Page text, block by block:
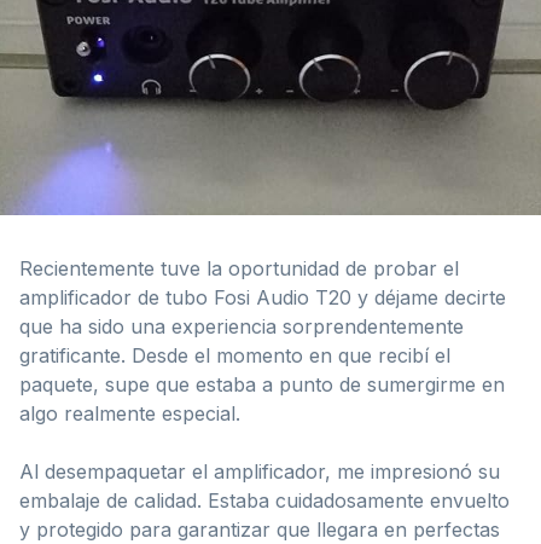
Recientemente tuve la oportunidad de probar el
amplificador de tubo Fosi Audio T20 y déjame decirte
que ha sido una experiencia sorprendentemente
gratificante. Desde el momento en que recibí el
paquete, supe que estaba a punto de sumergirme en
algo realmente especial.
Al desempaquetar el amplificador, me impresionó su
embalaje de calidad. Estaba cuidadosamente envuelto
y protegido para garantizar que llegara en perfectas